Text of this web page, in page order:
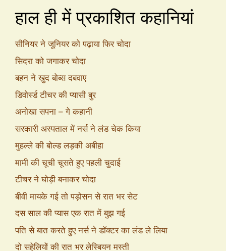
हाल ही में प्रकाशित कहानियां
सीनियर ने जूनियर को पढ़ाया फिर चोदा
सिदरा को जगाकर चोदा
बहन ने खुद बोब्स दबवाए
डिवोर्स्ड टीचर की प्यासी बुर
अनोखा सपना – गे कहानी
सरकारी अस्पताल में नर्स ने लंड चेक किया
मुहल्ले की बोल्ड लड़की अबीहा
मामी की चूची चूसते हुए पहली चुदाई
टीचर ने घोड़ी बनाकर चोदा
बीवी मायके गई तो पड़ोसन से रात भर सेट
दस साल की प्यास एक रात में बुझ गई
पति से बात करते हुए नर्स ने डॉक्टर का लंड ले लिया
दो सहेलियों की रात भर लेस्बियन मस्ती